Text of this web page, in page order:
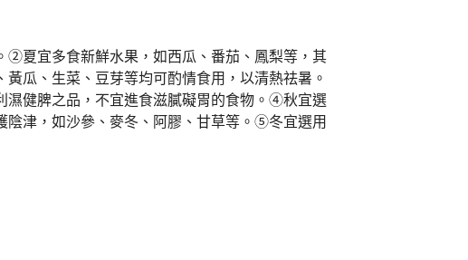
夏宜多食新鮮水果，如西瓜、番茄、鳳梨等，其
瓜、生菜、豆芽等均可酌情食用，以清熱祛暑。
健脾之品，不宜進食滋膩礙胃的食物。④秋宜選
陰津，如沙參、麥冬、阿膠、甘草等。⑤冬宜選用